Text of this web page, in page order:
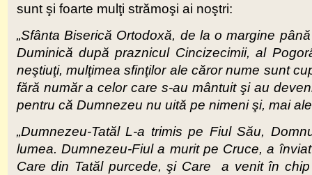
sunt şi foarte mulţi strămoşi ai noştri:
„Sfânta Biserică Ortodoxă, de la o margine
Duminică după praznicul Cincizecimii, al
neştiuţi, mulţimea sfinţilor ale căror nume sunt
fără număr a celor care s-au mântuit şi au
pentru că Dumnezeu nu uită pe nimeni şi, mai
„Dumnezeu-Tatăl L-a trimis pe Fiul Său,
lumea. Dumnezeu-Fiul a murit pe Cruce, a
Care din Tatăl purcede, şi Care a venit în